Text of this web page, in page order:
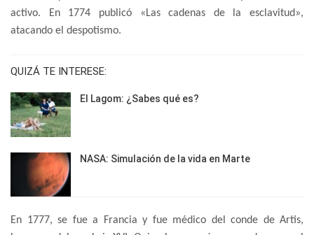
activo. En 1774 publicó «Las cadenas de la esclavitud»,
atacando el despotismo.
QUIZÁ TE INTERESE:
El Lagom: ¿Sabes qué es?
NASA: Simulación de la vida en Marte
En 1777, se fue a Francia y fue médico del conde de Artis,